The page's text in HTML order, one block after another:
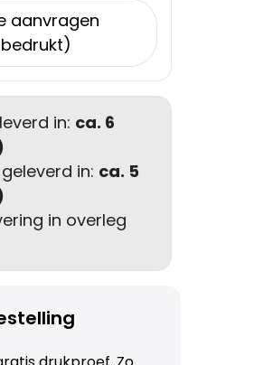
aanvragen
in: ca. 6
in: ca. 5
in overleg